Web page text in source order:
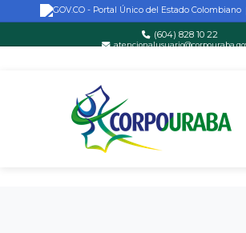
Saltar al contenido principal
(604) 828 10 22